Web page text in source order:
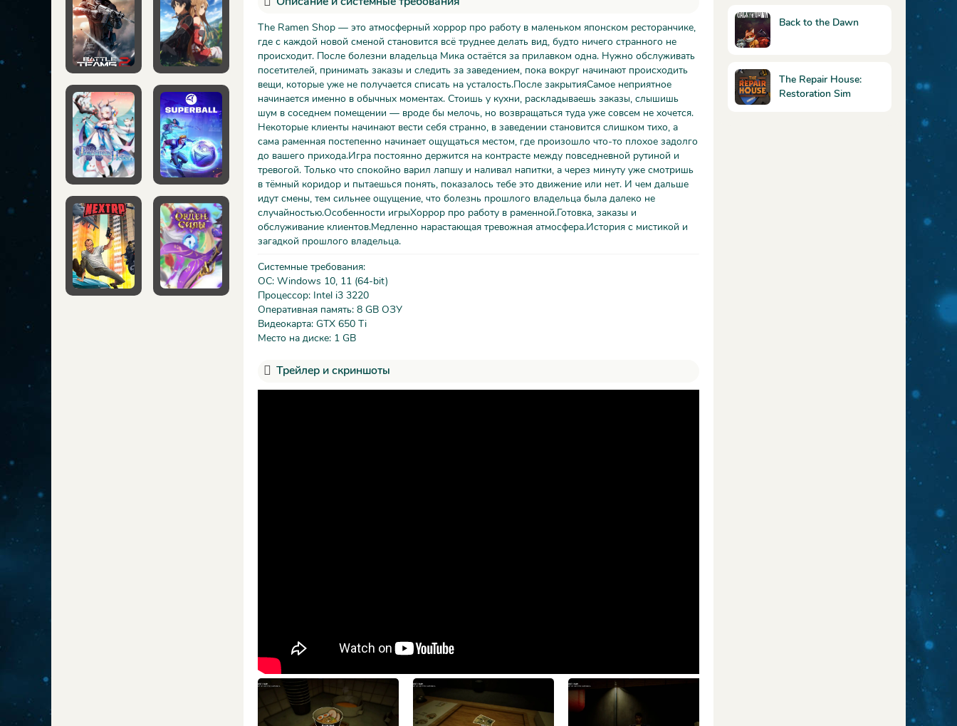
The Ramen Shop — это атмосферный хоррор про работу в маленьком японском ресторанчике,
где с каждой новой сменой становится всё труднее делать вид, будто ничего странного не
происходит. После болезни владельца Мика остаётся за прилавком одна. Нужно обслуживать
посетителей, принимать заказы и следить за заведением, пока вокруг начинают происходить
вещи, которые уже не получается списать на усталость.После закрытияСамое неприятное
начинается именно в обычных моментах. Стоишь у кухни, раскладываешь заказы, слышишь
шум в соседнем помещении — вроде бы мелочь, но возвращаться туда уже совсем не хочется.
Некоторые клиенты начинают вести себя странно, в заведении становится слишком тихо, а
сама раменная постепенно начинает ощущаться местом, где произошло что-то плохое задолго
до вашего прихода.Игра постоянно держится на контрасте между повседневной рутиной и
тревогой. Только что спокойно варил лапшу и наливал напитки, а через минуту уже смотришь
в тёмный коридор и пытаешься понять, показалось тебе это движение или нет. И чем дальше
идут смены, тем сильнее ощущение, что болезнь прошлого владельца была далеко не
случайностью.Особенности игрыХоррор про работу в раменной.Готовка, заказы и
обслуживание клиентов.Медленно нарастающая тревожная атмосфера.История с мистикой и
загадкой прошлого владельца.
Системные требования:
ОС: Windows 10, 11 (64-bit)
Процессор: Intel i3 3220
Оперативная память: 8 GB ОЗУ
Видеокарта: GTX 650 Ti
Место на диске: 1 GB
Трейлер и скриншоты
Back to the Dawn
The Repair House:
Restoration Sim